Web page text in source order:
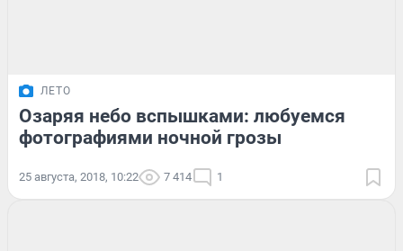
ЛЕТО
Озаряя небо вспышками: любуемся
фотографиями ночной грозы
25 августа, 2018, 10:22 7 414 1